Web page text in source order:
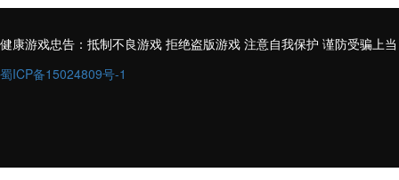
健康游戏忠告：抵制不良游戏 拒绝盗版游戏 注意自我保护 谨防受骗上
蜀ICP备15024809号-1